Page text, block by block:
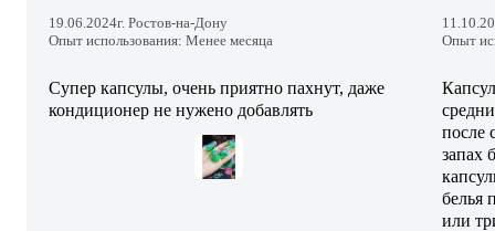
19.06.2024г. Ростов-на-Дону
Опыт использования: Менее месяца
Супер капсулы, очень приятно пахнут, даже
кондиционер не нужено добавлять
Опыт
после
запах
белья
или